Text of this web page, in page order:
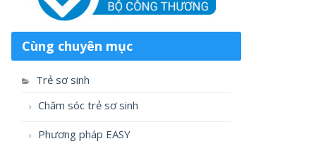
Cùng chuyên mục
Trẻ sơ sinh
Chăm sóc trẻ sơ sinh
Phương pháp EASY